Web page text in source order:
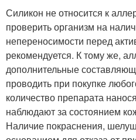
Силикон не относится к
проверить организм на
непереносимости перед
рекомендуется. К тому же,
дополнительные
проводить при покупке
количество препарата
наблюдают за состоянием
Наличие покраснения,